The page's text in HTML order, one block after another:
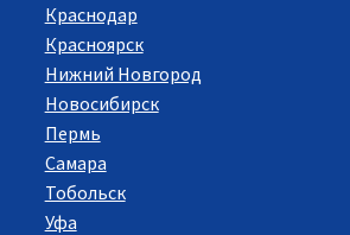
Краснодар
Красноярск
Нижний Новгород
Новосибирск
Пермь
Самара
Тобольск
Уфа